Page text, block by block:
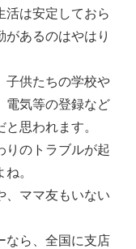
活は安定しておら
があるのはやはり
子供たちの学校や
電気等の登録など
思われます。
りのトラブルが起
。
、ママ友もいない
なら、全国に支店